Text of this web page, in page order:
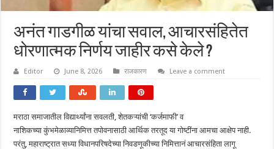
अनंत गाडगीळ यांचा सवाल, आचारसंहितेत
धोरणात्मक निर्णय जाहीर कसे केले ?
Editor June 8, 2026 राजकारण Leave a comment
मराठा समाजातील विद्यार्थ्यांना सवलती, शेतकऱ्यांची ‘कर्जमाफी’ व
नाशिकच्या कुंभमेळाव्यानिमित्त तपोवनासाठी आर्थिक तरतूद या गोष्टींना आमचा आक्षेप नाही.
परंतु, महाराष्ट्रात सध्या विधानपरिषदेच्या निवडणूकीच्या निमित्तानं आचारसंहिता लागू